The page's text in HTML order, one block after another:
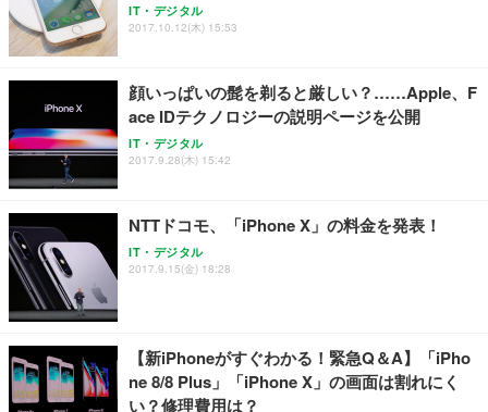
IT・デジタル
2017.10.12(木) 15:53
顔いっぱいの髭を剃ると厳しい？……Apple、F
ace IDテクノロジーの説明ページを公開
IT・デジタル
2017.9.28(木) 15:42
NTTドコモ、「iPhone X」の料金を発表！
IT・デジタル
2017.9.15(金) 18:28
【新iPhoneがすぐわかる！緊急Q＆A】「iPho
ne 8/8 Plus」「iPhone X」の画面は割れにく
い？修理費用は？